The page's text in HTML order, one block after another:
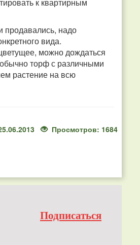
продавались, надо
вида.
можно дождаться
обычно торф с различными
растение на всю
Просмотров: 1684
Подписаться